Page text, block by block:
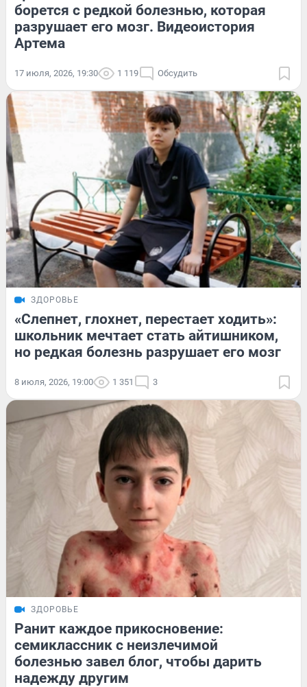
борется с редкой болезнью, которая
разрушает его мозг. Видеоистория
Артема
17 июля, 2026, 19:30 1 119 Обсудить
ЗДОРОВЬЕ
«Слепнет, глохнет, перестает ходить»:
школьник мечтает стать айтишником,
но редкая болезнь разрушает его мозг
8 июля, 2026, 19:00 1 351 3
ЗДОРОВЬЕ
Ранит каждое прикосновение:
семиклассник с неизлечимой
болезнью завел блог, чтобы дарить
надежду другим